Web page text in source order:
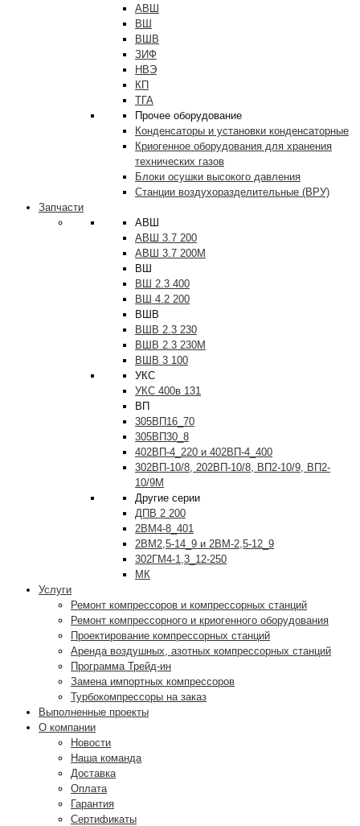
АВШ
ВШ
ВШВ
ЗИФ
НВЭ
КП
ТГА
Прочее оборудование
Конденсаторы и установки конденсаторные
Криогенное оборудования для хранения
технических газов
Блоки осушки высокого давления
Станции воздухоразделительные (ВРУ)
Запчасти
АВШ
АВШ 3.7 200
АВШ 3.7 200М
ВШ
ВШ 2.3 400
ВШ 4.2 200
ВШВ
ВШВ 2.3 230
ВШВ 2.3 230М
ВШВ 3 100
УКС
УКС 400в 131
ВП
305ВП16_70
305ВП30_8
402ВП-4_220 и 402ВП-4_400
302ВП-10/8, 202ВП-10/8, ВП2-10/9, ВП2-
10/9М
Другие серии
ДПВ 2 200
2ВМ4-8_401
2ВМ2,5-14_9 и 2ВМ-2,5-12_9
302ГМ4-1,3_12-250
МК
Услуги
Ремонт компрессоров и компрессорных станций
Ремонт компрессорного и криогенного оборудования
Проектирование компрессорных станций
Аренда воздушных, азотных компрессорных станций
Программа Трейд-ин
Замена импортных компрессоров
Турбокомпрессоры на заказ
Выполненные проекты
О компании
Новости
Наша команда
Доставка
Оплата
Гарантия
Сертификаты